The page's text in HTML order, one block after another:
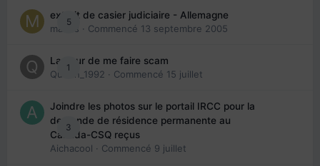
5
extrait de casier judiciaire - Allemagne
maries · Commencé 13 septembre 2005
1
La peur de me faire scam
Queen_1992 · Commencé 15 juillet
3
Joindre les photos sur le portail IRCC pour la
demande de résidence permanente au
Canada-CSQ reçus
Aichacool · Commencé 9 juillet